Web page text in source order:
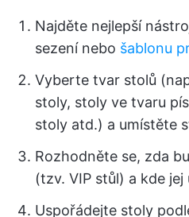
Najděte nejlepší
sezení nebo šablonu
Vyberte tvar stolů
stoly, stoly ve tvaru
stoly atd.) a umístěte
Rozhodněte se, zda
(tzv. VIP stůl) a kde jej
Uspořádejte stoly